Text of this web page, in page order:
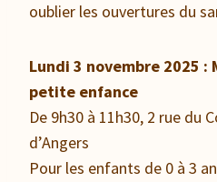
oublier les ouvertures du
Lundi 3 novembre 2025 :
petite enfance
De 9h30 à 11h30, 2 rue du
d’Angers
Pour les enfants de 0 à 3